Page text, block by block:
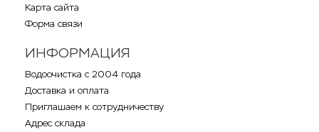
Карта сайта
Форма связи
ИНФОРМАЦИЯ
Водоочистка с 2004 года
Доставка и оплата
Приглашаем к сотрудничеству
Адрес склада